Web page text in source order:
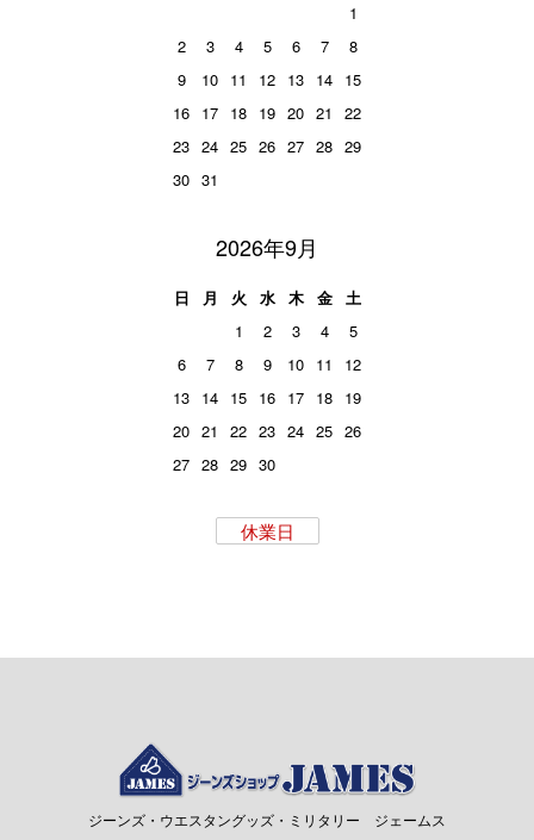
1
2
3 4 5 6 7
8
9
10 11 12 13 14 15
16 17 18 19 20 21
22
23 24 25 26 27 28 29
30 31
2026年9月
日 月 火 水 木 金
土
1
2 3 4
5
6
7 8 9 10 11
12
13 14 15 16 17 18 19
20 21 22 23 24 25 26
27 28 29 30
休業日
ジーンズ・ウエスタングッズ・ミリタリー ジェームス